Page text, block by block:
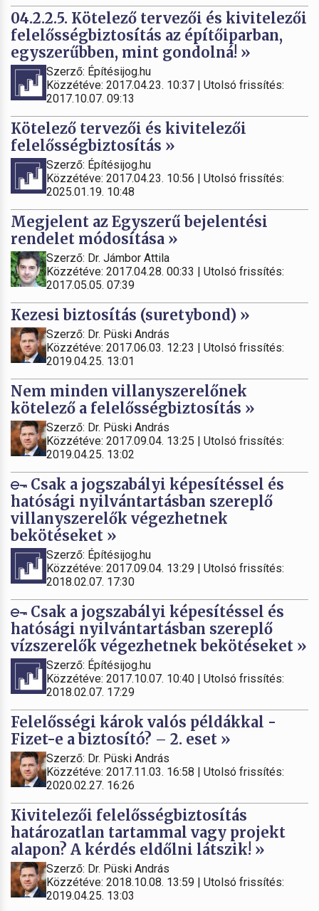
04.2.2.5. Kötelező tervezői és kivitelezői
felelősségbiztosítás az építőiparban,
egyszerűbben, mint gondolná! »
Szerző: Építésijog.hu
Közzétéve: 2017.04.23. 10:37 | Utolsó frissítés:
2017.10.07. 09:13
Kötelező tervezői és kivitelezői
felelősségbiztosítás »
Szerző: Építésijog.hu
Közzétéve: 2017.04.23. 10:56 | Utolsó frissítés:
2025.01.19. 10:48
Megjelent az Egyszerű bejelentési
rendelet módosítása »
Szerző: Dr. Jámbor Attila
Közzétéve: 2017.04.28. 00:33 | Utolsó frissítés:
2017.05.05. 07:39
Kezesi biztosítás (suretybond) »
Szerző: Dr. Püski András
Közzétéve: 2017.06.03. 12:23 | Utolsó frissítés:
2019.04.25. 13:01
Nem minden villanyszerelőnek
kötelező a felelősségbiztosítás »
Szerző: Dr. Püski András
Közzétéve: 2017.09.04. 13:25 | Utolsó frissítés:
2019.04.25. 13:02
Csak a jogszabályi képesítéssel és
hatósági nyilvántartásban szereplő
villanyszerelők végezhetnek
bekötéseket »
Szerző: Építésijog.hu
Közzétéve: 2017.09.04. 13:29 | Utolsó frissítés:
2018.02.07. 17:30
Csak a jogszabályi képesítéssel és
hatósági nyilvántartásban szereplő
vízszerelők végezhetnek bekötéseket »
Szerző: Építésijog.hu
Közzétéve: 2017.10.07. 10:40 | Utolsó frissítés:
2018.02.07. 17:29
Felelősségi károk valós példákkal -
Fizet-e a biztosító? – 2. eset »
Szerző: Dr. Püski András
Közzétéve: 2017.11.03. 16:58 | Utolsó frissítés:
2020.02.27. 16:26
Kivitelezői felelősségbiztosítás
határozatlan tartammal vagy projekt
alapon? A kérdés eldőlni látszik! »
Szerző: Dr. Püski András
Közzétéve: 2018.10.08. 13:59 | Utolsó frissítés:
2019.04.25. 13:03